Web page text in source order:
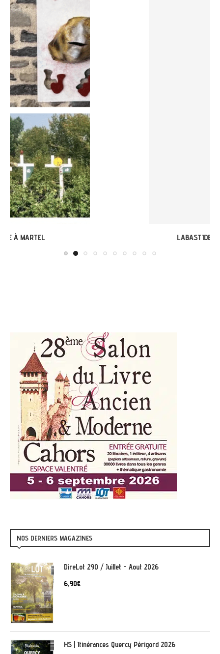
LABASTIDE-DU-VERT : EXPO « ARBONIRISME »
NOS DERNIERS MAGAZINES
DireLot 290 / Juillet - Aout 2026
6,90€
HS | Itinérances Quercy Périgord 2026